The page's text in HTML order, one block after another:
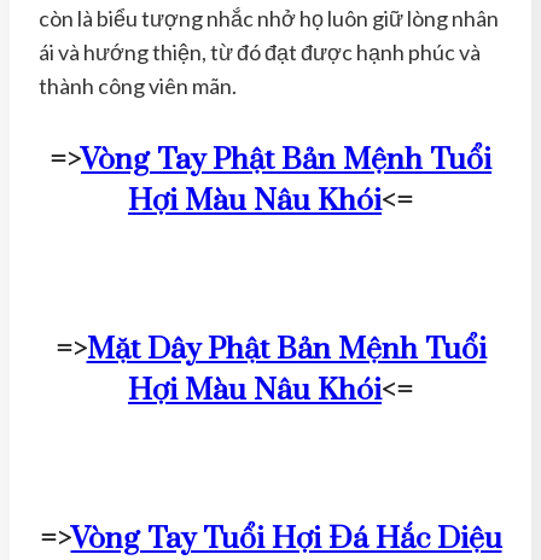
còn là biểu tượng nhắc nhở họ luôn giữ lòng nhân
ái và hướng thiện, từ đó đạt được hạnh phúc và
thành công viên mãn.
=>Vòng Tay Phật Bản Mệnh Tuổi
Hợi Màu Nâu Khói<=
=>Mặt Dây Phật Bản Mệnh Tuổi
Hợi Màu Nâu Khói<=
=>Vòng Tay Tuổi Hợi Đá Hắc Diệu